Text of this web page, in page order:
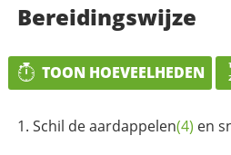
Bereidingswijze
TOON HOEVEELHEDEN
Schil deaardappelen(4) en